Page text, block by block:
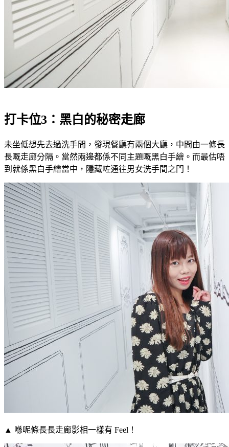
打卡位3：黑白的秘密走廊
未坐低想先去過洗手間，發現餐廳有兩個大廳，中間由一條長
長嘅走廊分隔。當然兩邊都係不同主題嘅黑白手繪。而最估唔
到就係黑白手繪當中，隱藏咗通往男女洗手間之門！
▲ 喺呢條長長走廊影相一樣有 Feel！